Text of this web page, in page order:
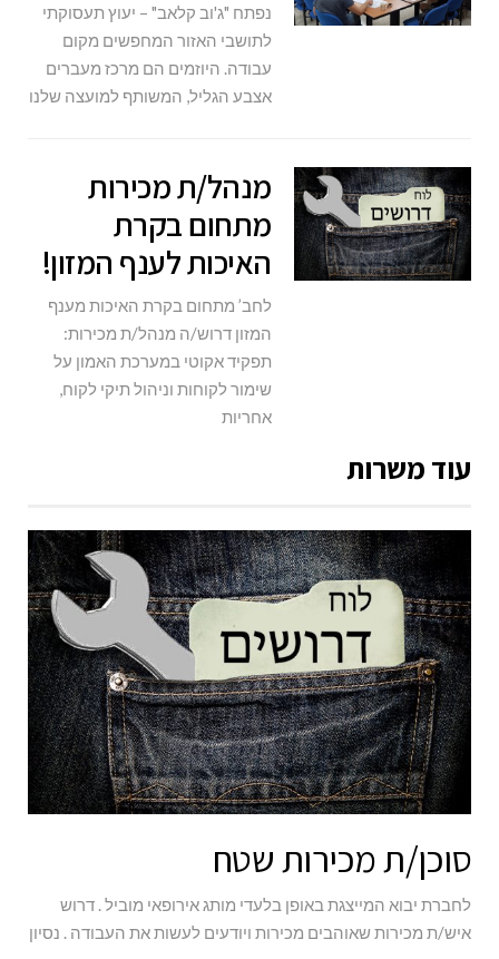
נפתח "ג'וב קלאב" – יעוץ תעסוקתי
לתושבי האזור המחפשים מקום
עבודה. היוזמים הם מרכז מעברים
אצבע הגליל, המשותף למועצה שלנו
מנהל/ת מכירות
מתחום בקרת
האיכות לענף המזון!
לחב’ מתחום בקרת האיכות מענף
המזון דרוש/ה מנהל/ת מכירות:
תפקיד אקוטי במערכת האמון על
שימור לקוחות וניהול תיקי לקוח,
אחריות
עוד משרות
סוכן/ת מכירות שטח
לחברת יבוא המייצגת באופן בלעדי מותג אירופאי מוביל . דרוש
איש/ת מכירות שאוהבים מכירות ויודעים לעשות את העבודה . נסיון